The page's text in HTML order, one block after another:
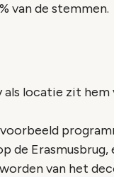
van de stemmen.
als locatie zit
de
van het